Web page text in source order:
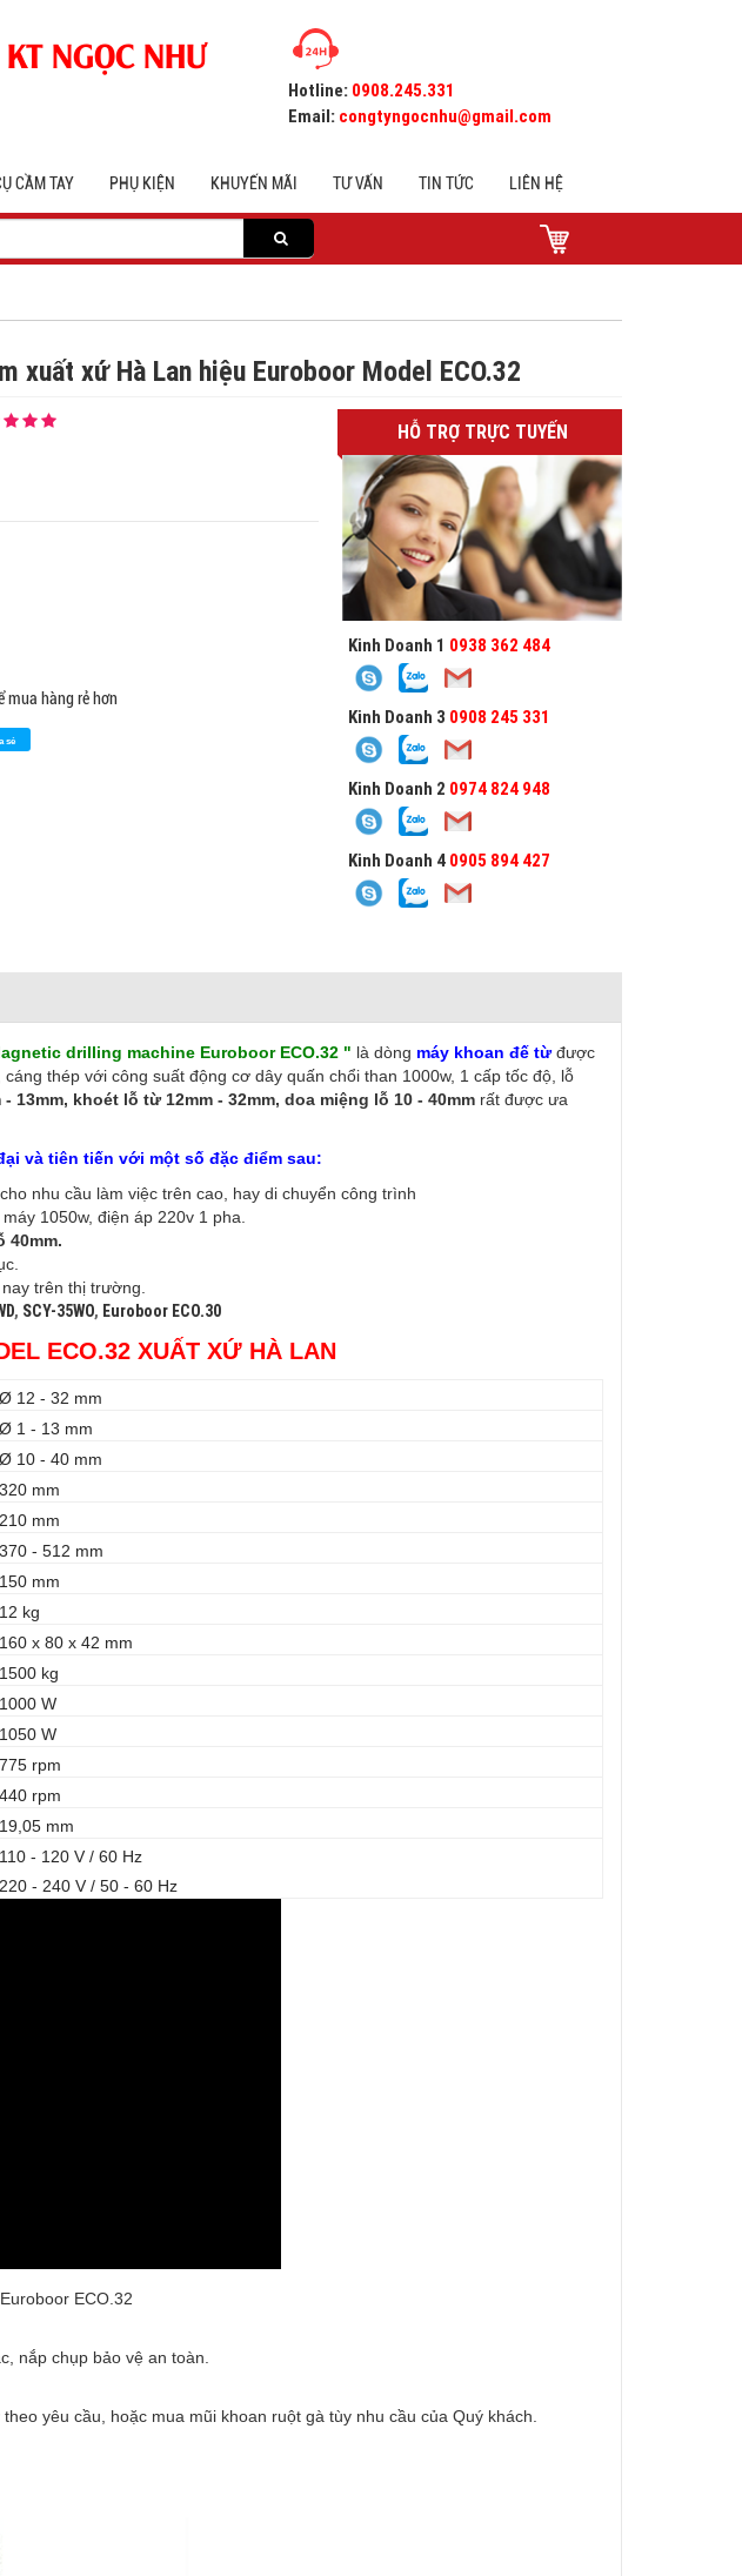
NGỌC NHƯ
Hotline: 0908.245.331
Email: congtyngocnhu@gmail.com
CẦM TAY PHỤ KIỆN KHUYẾN MÃI TƯ VẤN TIN TỨC LIÊN HỆ
xuất xứ Hà Lan hiệu Euroboor Model ECO.32
mua hàng rẻ hơn
sẻ
HỖ TRỢ TRỰC TUYẾN
Kinh Doanh 1 0938 362 484
Kinh Doanh 3 0908 245 331
Kinh Doanh 2 0974 824 948
Kinh Doanh 4 0905 894 427
drilling machine Euroboor ECO.32 " là dòng máy khoan đế từđược
thép với công suất động cơ dây quấn chổi than 1000w, 1 cấp tốc độ, lỗ
13mm, khoét lỗ từ 12mm - 32mm, doa miệng lỗ 10 - 40mm rất được ưa
và tiên tiến với một số đặc điểm sau:
nhu cầu làm việc trên cao, hay di chuyển công trình
1050w, điện áp 220v 1 pha.
40mm.
trên thị trường.
, SCY-35WO, Euroboor ECO.30
ECO.32 XUẤT XỨ HÀ LAN
Ø 12 - 32 mm
Ø 1 - 13 mm
Ø 10 - 40 mm
320 mm
210 mm
370 - 512 mm
150 mm
12 kg
160 x 80 x 42 mm
1500 kg
1000 W
1050 W
775 rpm
440 rpm
19,05 mm
110 - 120 V / 60 Hz
220 - 240 V / 50 - 60 Hz
ECO.32
nắp chụp bảo vệ an toàn.
yêu cầu, hoặc mua mũi khoan ruột gà tùy nhu cầu của Quý khách.